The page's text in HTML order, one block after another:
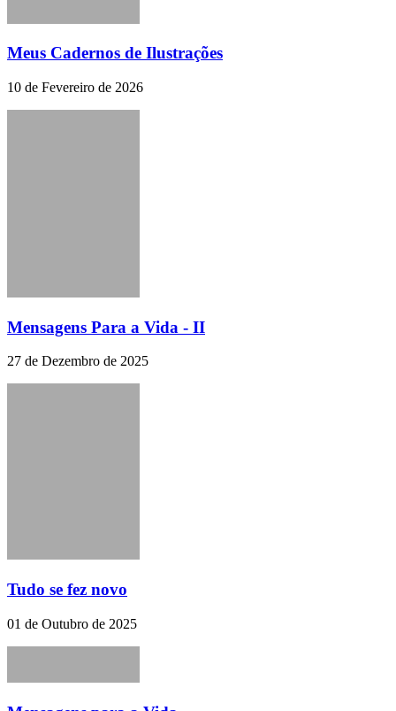
Meus Cadernos de Ilustrações
10 de Fevereiro de 2026
Mensagens Para a Vida - II
27 de Dezembro de 2025
Tudo se fez novo
01 de Outubro de 2025